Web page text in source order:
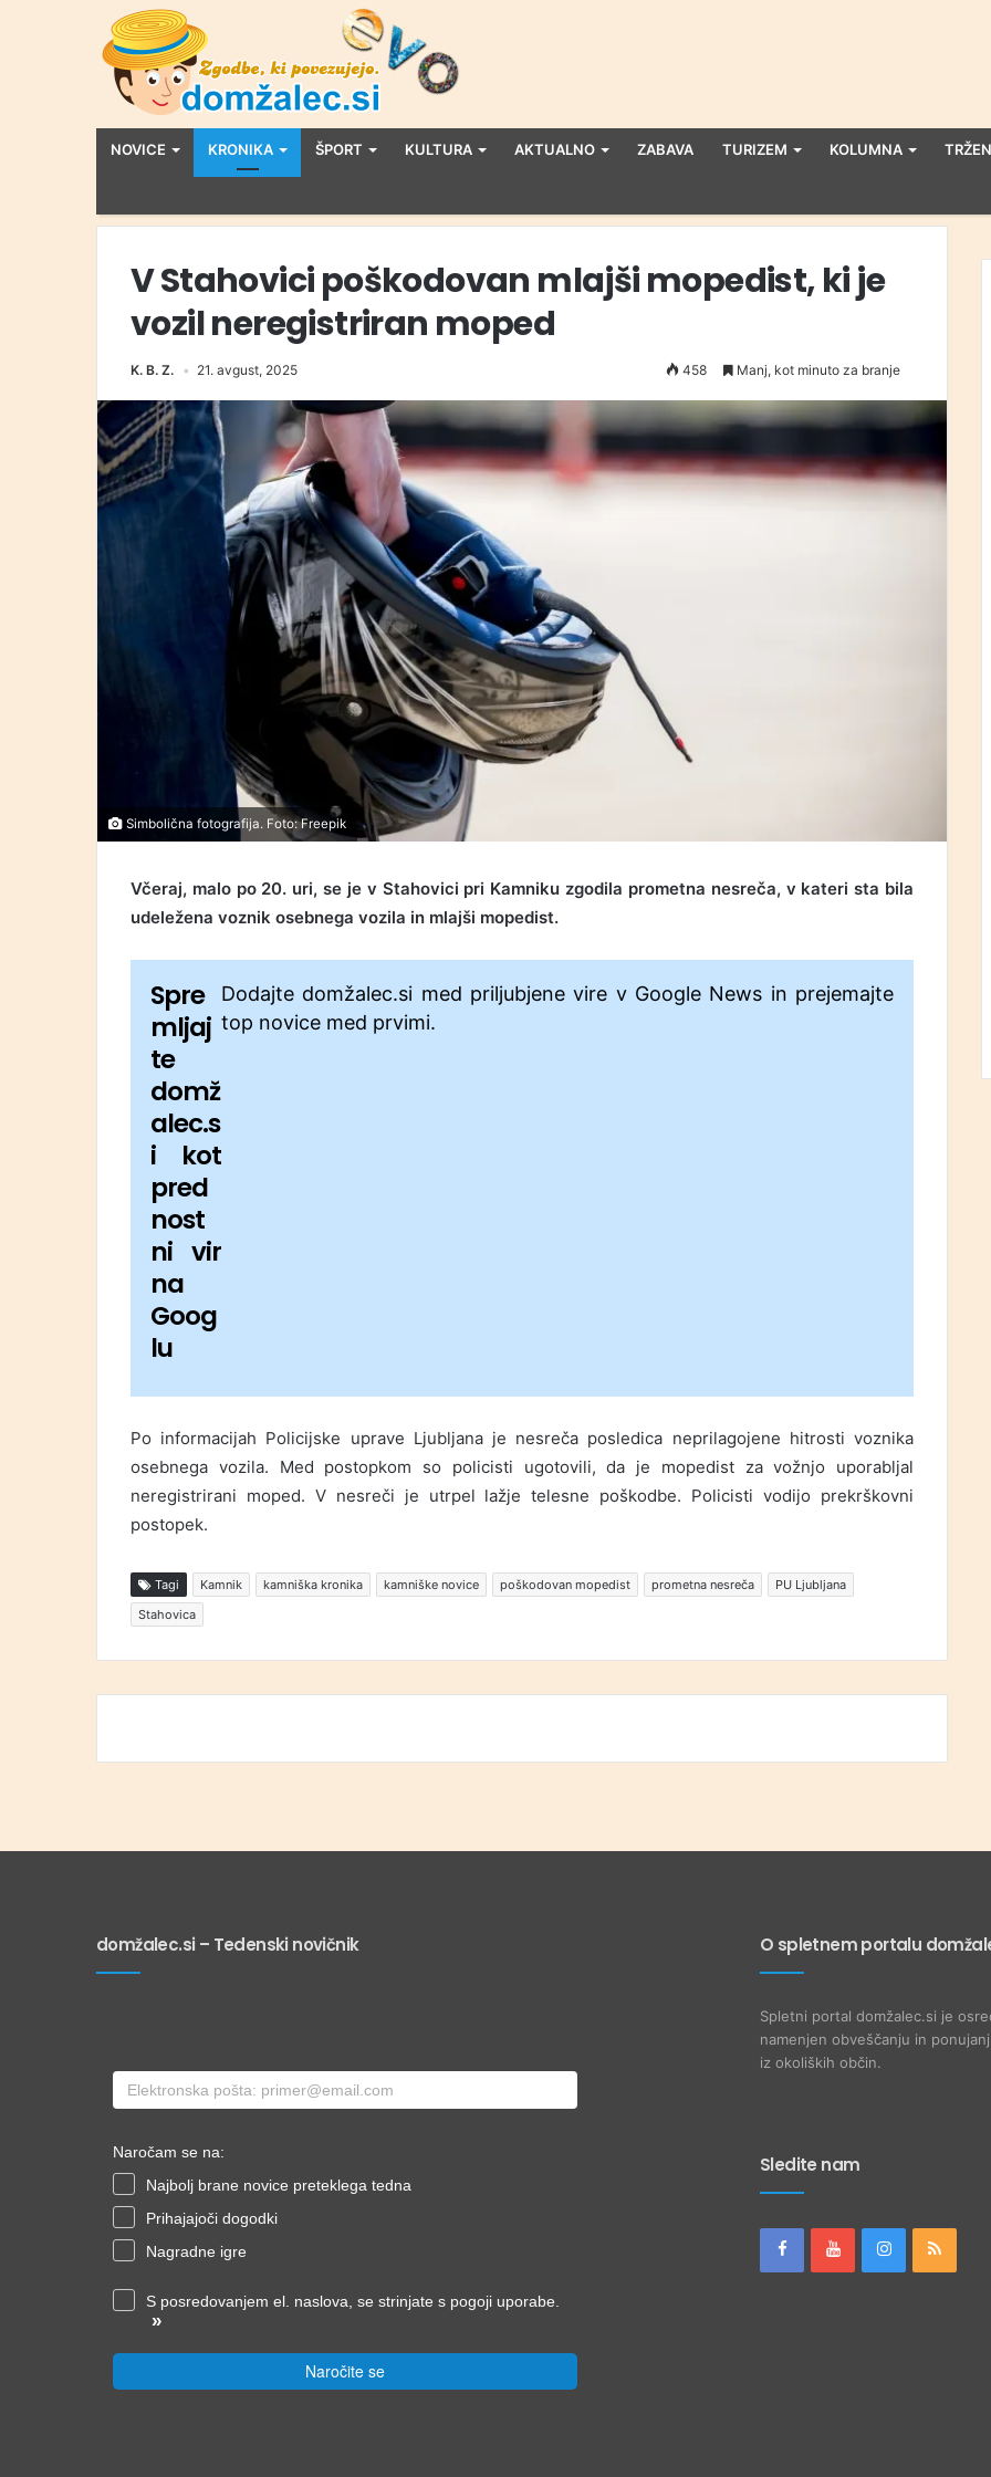
NOVICE KRONIKA ŠPORT KULTURA AKTUALNO ZABAVA TURIZEM KOLUMNA
V Stahovici poškodovan mlajši mopedist, ki je
vozil neregistriran moped
K. B. Z. 21. avgust, 2025 458 Manj, kot minuto za branje
Simbolična fotografija. Foto: Freepik
Včeraj, malo po 20. uri, se je v Stahovici pri Kamniku zgodila prometna nesreča, v kateri sta bila
udeležena voznik osebnega vozila in mlajši mopedist.
Spre
mljaj
te
domž
alec.s
i kot
pred
nost
ni vir
na
Goog
lu
Dodajte domžalec.si med priljubjene vire v Google News in prejemajte
top novice med prvimi.
Po informacijah Policijske uprave Ljubljana je nesreča posledica neprilagojene hitrosti voznika
osebnega vozila. Med postopkom so policisti ugotovili, da je mopedist za vožnjo uporabljal
neregistrirani moped. V nesreči je utrpel lažje telesne poškodbe. Policisti vodijo prekrškovni
postopek.
Tagi Kamnik kamniška kronika kamniške novice poškodovan mopedist prometna nesreča
PU Ljubljana
Stahovica
domžalec.si – Tedenski novičnik
Naročam se na:
Najbolj brane novice preteklega tedna
Prihajajoči dogodki
Nagradne igre
S posredovanjem el. naslova, se strinjate s pogoji uporabe.
»
Naročite se
O spletnem portalu
Spletni portal domžalec.si je
namenjen obveščanju in
iz okoliških občin.
Sledite nam